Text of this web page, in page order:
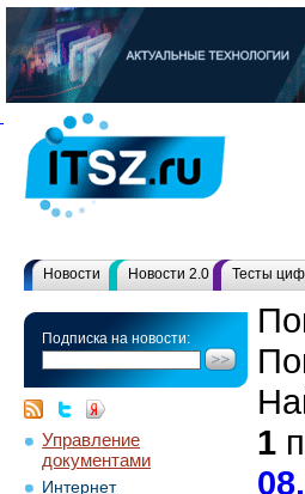
Новости Новости 2.0 Тесты
Подписка на новости:
Управление
документами
Интернет
1